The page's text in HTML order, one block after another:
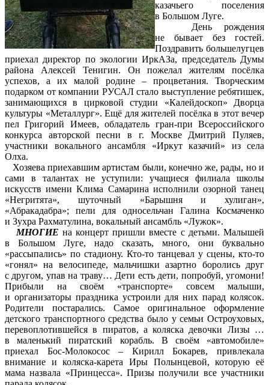
казачьего поселения
в Большом Луге.
День рождения
не бывает без гостей.
Поздравить большелугцев
приехал директор по экологии ИркАЗа, председатель Думы
района Алексей Тенигин. Он пожелал жителям посёлка
успехов, а их малой родине – процветания. Творческим
подарком от компании РУСАЛ стало выступление ребятишек,
занимающихся в цирковой студии «Калейдоскоп» Дворца
культуры «Металлург». Ещё для жителей посёлка в этот вечер
пел Григорий Имеев, обладатель гран-при Всероссийского
конкурса авторской песни в г. Москве Дмитрий Пуляев,
участники вокального ансамбля «Иркут казачий» из села
Олха.
Хозяева приехавшим артистам были, конечно же, рады, но и
сами в талантах не уступили: учащиеся филиала школы
искусств имени Клима Самарина исполнили озорной танец
«Негритята», шуточный «Барышня и хулиган»,
«Абракадабра»; пели для односельчан Галина Космаченко
и Зухра Рахматулина, вокальный ансамбль «Лужок».
МНОГИЕ на концерт пришли вместе с детьми. Малышей
в Большом Луге, надо сказать, много, они буквально
«рассыпались» по стадиону. Кто-то танцевал у сцены, кто-то
«гонял» на велосипеде, мальчишки азартно боролись друг
с другом, упав на траву… Дети есть дети, попробуй, угомони!
Прибыли на своём «транспорте» совсем малыши,
и организаторы праздника устроили для них парад колясок.
Родители постарались. Самое оригинальное оформление
детского транспортного средства было у семьи Остроуховых,
перевоплотившейся в пиратов, а коляска девочки Лизы …
в маленький пиратский корабль. В своём «автомобиле»
приехал Бос-Молокосос – Кирилл Бокарев, привлекала
внимание и коляска-карета Иры Полынцевой, которую её
мама назвала «Принцесса». Призы получили все участники